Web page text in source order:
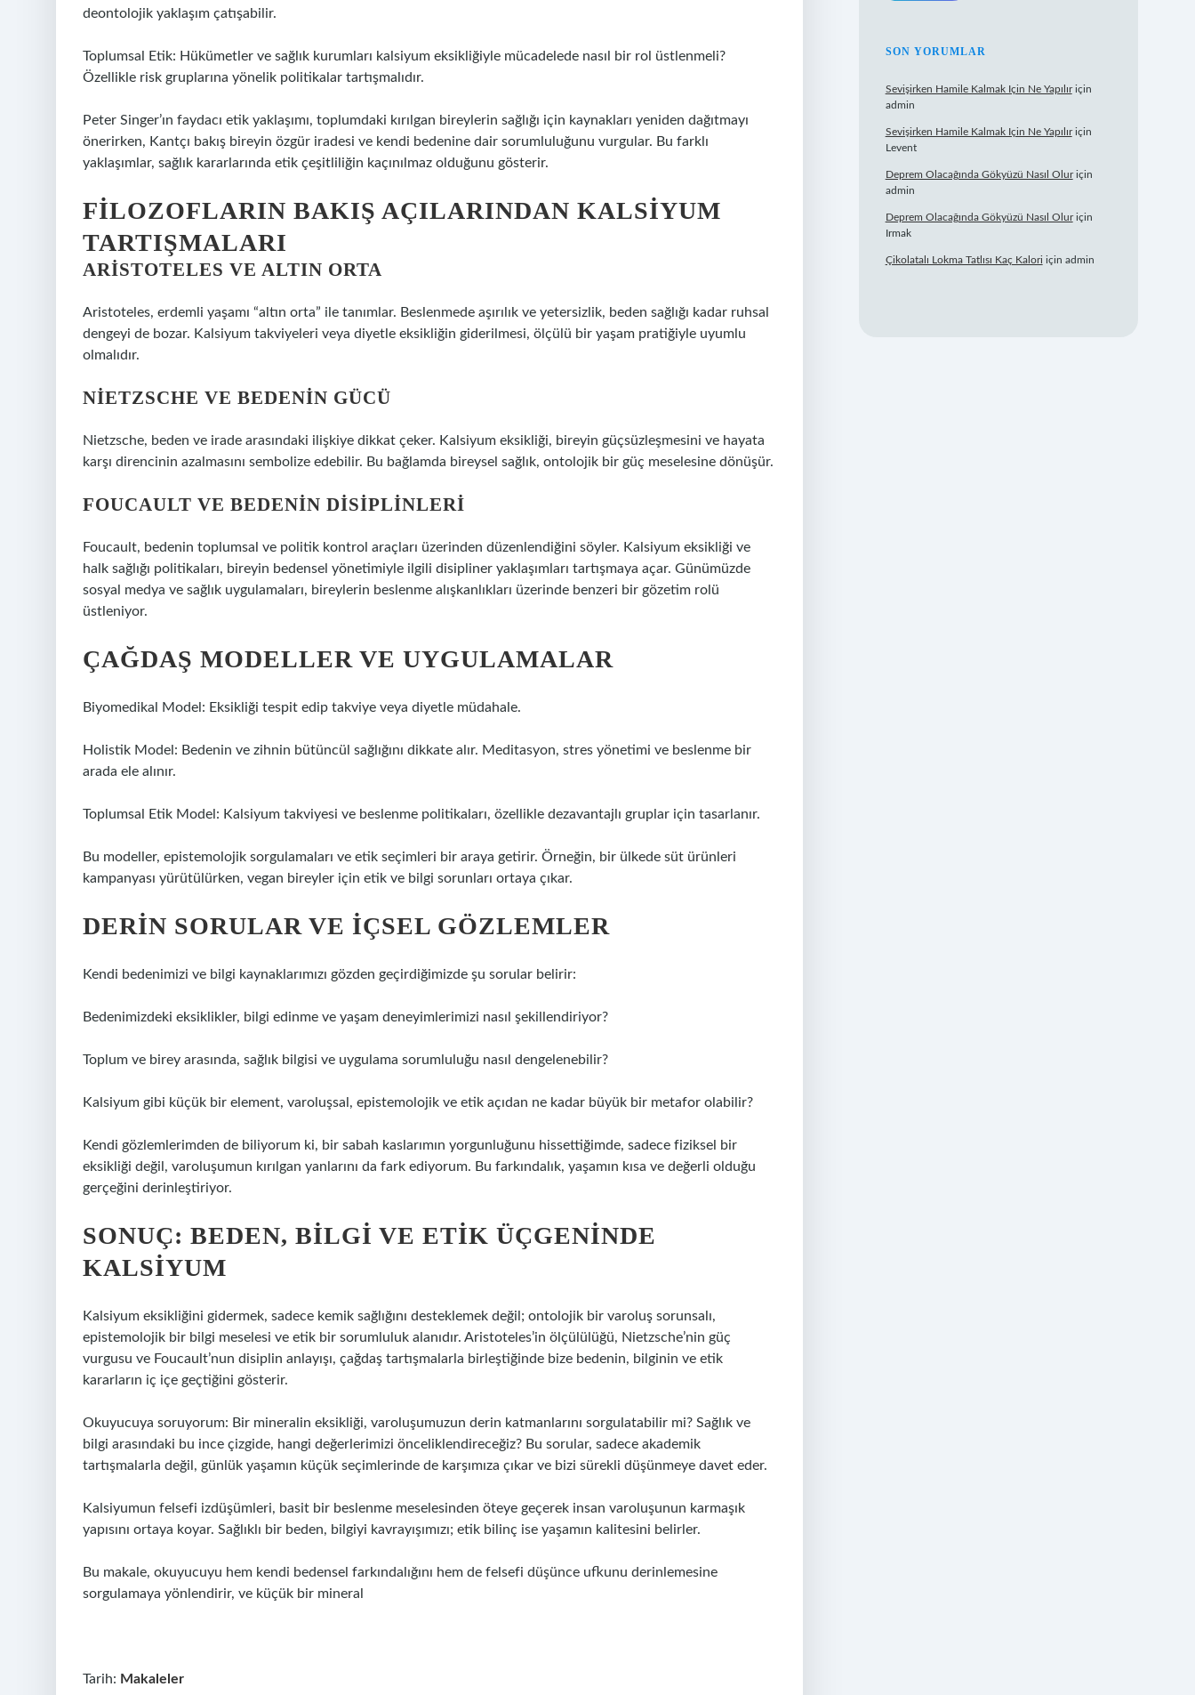
deontolojik yaklaşım çatışabilir.
Toplumsal Etik: Hükümetler ve sağlık kurumları kalsiyum eksikliğiyle mücadelede nasıl bir rol üstlenmeli?
Özellikle risk gruplarına yönelik politikalar tartışmalıdır.
Peter Singer’ın faydacı etik yaklaşımı, toplumdaki kırılgan bireylerin sağlığı için kaynakları yeniden dağıtmayı
önerirken, Kantçı bakış bireyin özgür iradesi ve kendi bedenine dair sorumluluğunu vurgular. Bu farklı
yaklaşımlar, sağlık kararlarında etik çeşitliliğin kaçınılmaz olduğunu gösterir.
FILOZOFLARIN BAKIŞ AÇILARINDAN KALSIYUM
TARTIŞMALARI
ARISTOTELES VE ALTIN ORTA
Aristoteles, erdemli yaşamı “altın orta” ile tanımlar. Beslenmede aşırılık ve yetersizlik, beden sağlığı kadar ruhsal
dengeyi de bozar. Kalsiyum takviyeleri veya diyetle eksikliğin giderilmesi, ölçülü bir yaşam pratiğiyle uyumlu
olmalıdır.
NIETZSCHE VE BEDENIN GÜCÜ
Nietzsche, beden ve irade arasındaki ilişkiye dikkat çeker. Kalsiyum eksikliği, bireyin güçsüzleşmesini ve hayata
karşı direncinin azalmasını sembolize edebilir. Bu bağlamda bireysel sağlık, ontolojik bir güç meselesine dönüşür.
FOUCAULT VE BEDENIN DISIPLINLERI
Foucault, bedenin toplumsal ve politik kontrol araçları üzerinden düzenlendiğini söyler. Kalsiyum eksikliği ve
halk sağlığı politikaları, bireyin bedensel yönetimiyle ilgili disipliner yaklaşımları tartışmaya açar. Günümüzde
sosyal medya ve sağlık uygulamaları, bireylerin beslenme alışkanlıkları üzerinde benzeri bir gözetim rolü
üstleniyor.
ÇAĞDAŞ MODELLER VE UYGULAMALAR
Biyomedikal Model: Eksikliği tespit edip takviye veya diyetle müdahale.
Holistik Model: Bedenin ve zihnin bütüncül sağlığını dikkate alır. Meditasyon, stres yönetimi ve beslenme bir
arada ele alınır.
Toplumsal Etik Model: Kalsiyum takviyesi ve beslenme politikaları, özellikle dezavantajlı gruplar için tasarlanır.
Bu modeller, epistemolojik sorgulamaları ve etik seçimleri bir araya getirir. Örneğin, bir ülkede süt ürünleri
kampanyası yürütülürken, vegan bireyler için etik ve bilgi sorunları ortaya çıkar.
DERIN SORULAR VE İÇSEL GÖZLEMLER
Kendi bedenimizi ve bilgi kaynaklarımızı gözden geçirdiğimizde şu sorular belirir:
Bedenimizdeki eksiklikler, bilgi edinme ve yaşam deneyimlerimizi nasıl şekillendiriyor?
Toplum ve birey arasında, sağlık bilgisi ve uygulama sorumluluğu nasıl dengelenebilir?
Kalsiyum gibi küçük bir element, varoluşsal, epistemolojik ve etik açıdan ne kadar büyük bir metafor olabilir?
Kendi gözlemlerimden de biliyorum ki, bir sabah kaslarımın yorgunluğunu hissettiğimde, sadece fiziksel bir
eksikliği değil, varoluşumun kırılgan yanlarını da fark ediyorum. Bu farkındalık, yaşamın kısa ve değerli olduğu
gerçeğini derinleştiriyor.
SONUÇ: BEDEN, BILGI VE ETIK ÜÇGENINDE
KALSIYUM
Kalsiyum eksikliğini gidermek, sadece kemik sağlığını desteklemek değil; ontolojik bir varoluş sorunsalı,
epistemolojik bir bilgi meselesi ve etik bir sorumluluk alanıdır. Aristoteles’in ölçülülüğü, Nietzsche’nin güç
vurgusu ve Foucault’nun disiplin anlayışı, çağdaş tartışmalarla birleştiğinde bize bedenin, bilginin ve etik
kararların iç içe geçtiğini gösterir.
Okuyucuya soruyorum: Bir mineralin eksikliği, varoluşumuzun derin katmanlarını sorgulatabilir mi? Sağlık ve
bilgi arasındaki bu ince çizgide, hangi değerlerimizi önceliklendireceğiz? Bu sorular, sadece akademik
tartışmalarla değil, günlük yaşamın küçük seçimlerinde de karşımıza çıkar ve bizi sürekli düşünmeye davet eder.
Kalsiyumun felsefi izdüşümleri, basit bir beslenme meselesinden öteye geçerek insan varoluşunun karmaşık
yapısını ortaya koyar. Sağlıklı bir beden, bilgiyi kavrayışımızı; etik bilinç ise yaşamın kalitesini belirler.
Bu makale, okuyucuyu hem kendi bedensel farkındalığını hem de felsefi düşünce ufkunu derinlemesine
sorgulamaya yönlendirir, ve küçük bir mineral
Tarih: Makaleler
SON YORUMLAR
Sevişirken Hamile Kalmak Için Ne Yapılıriçin
admin
Sevişirken Hamile Kalmak Için Ne Yapılıriçin
Levent
Deprem Olacağında Gökyüzü Nasıl Oluriçin
admin
Deprem Olacağında Gökyüzü Nasıl Oluriçin
Irmak
Çikolatalı Lokma Tatlısı Kaç Kalori için admin